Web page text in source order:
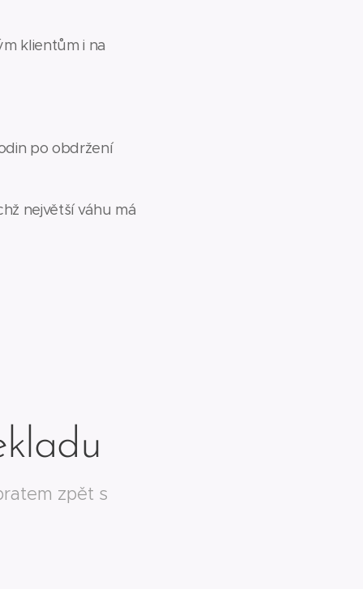
klientům i na
po obdržení
největší váhu má
zpět s